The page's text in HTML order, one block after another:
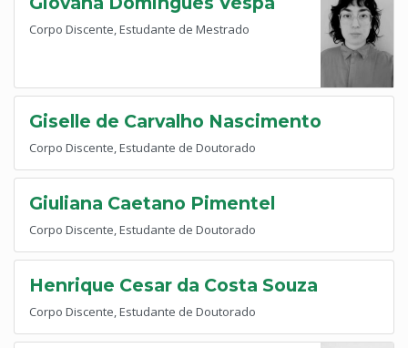
Corpo Discente, Estudante de Mestrado
Giselle de Carvalho Nascimento
Corpo Discente, Estudante de Doutorado
Giuliana Caetano Pimentel
Corpo Discente, Estudante de Doutorado
Henrique Cesar da Costa Souza
Corpo Discente, Estudante de Doutorado